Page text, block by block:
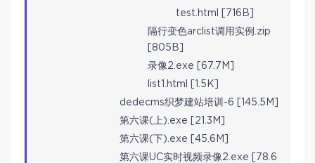
test.html [716B]
隔行变色arclist调用实例.zip
[805B]
录像2.exe [67.7M]
list1.html [1.5K]
dedecms织梦建站培训-6 [145.5M]
第六课(上).exe [21.3M]
第六课(下).exe [45.6M]
第六课UC实时视频录像2.exe [78.6